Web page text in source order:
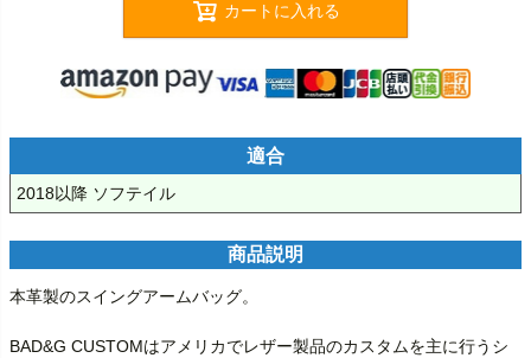
カートに入れる
適合
2018以降 ソフテイル
商品説明
本革製のスイングアームバッグ。
BAD&G CUSTOMはアメリカでレザー製品のカスタムを主に行うシ